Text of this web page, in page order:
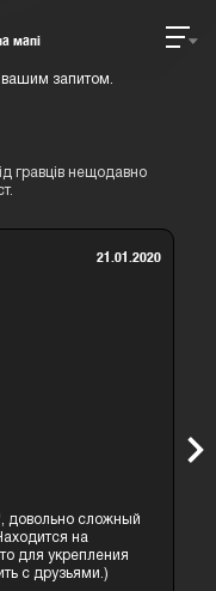
мапі
вашим запитом.
гравців нещодавно
кто любит Джокера -
у нас в городе) Масса
пошевелить мозгами и не
- рекомендую
за игру очень